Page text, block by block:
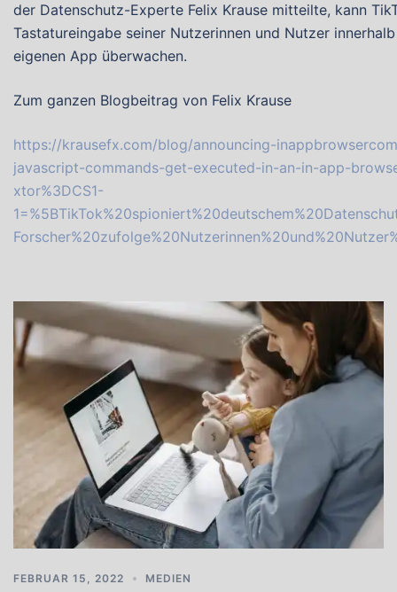
der Datenschutz-Experte Felix Krause mitteilte, kann
Tastatureingabe seiner Nutzerinnen und Nutzer
eigenen App überwachen.
Zum ganzen Blogbeitrag von Felix Krause
https://krausefx.com/blog/announcing-
javascript-commands-get-executed-in-an-in-app-
xtor%3DCS1-
FEBRUAR 15, 2022 MEDIEN